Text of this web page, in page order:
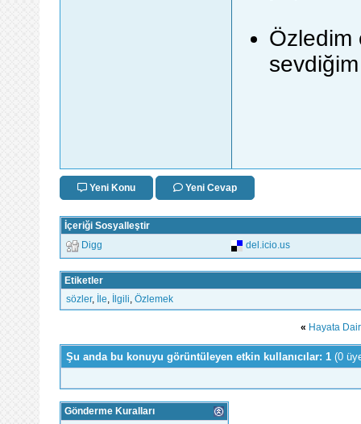
Özledim
Yeni Konu Yeni Cevap
İçeriği Sosyalleştir
Digg del.icio.us
Etiketler
sözler, İle İlgili Özlemek
« Hayata
Şu anda bu konuyu görüntüleyen etkin kullanıcılar: 1 (0
Gönderme Kuralları